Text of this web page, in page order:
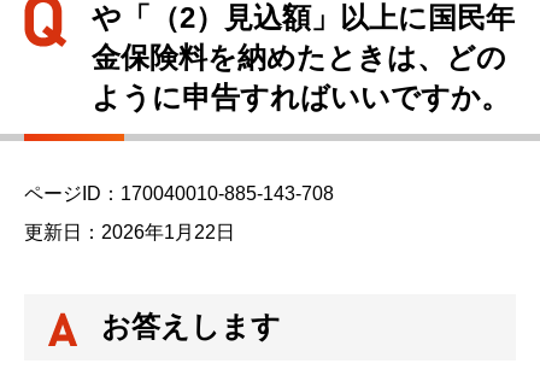
や「（2）見込額」以上に国民年
金保険料を納めたときは、どの
ように申告すればいいですか。
ページID：170040010-885-143-708
更新日：2026年1月22日
お答えします